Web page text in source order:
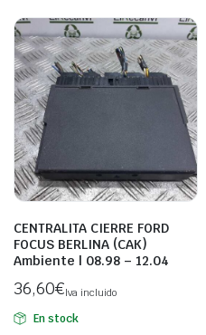
CENTRALITA CIERRE FORD
FOCUS BERLINA (CAK)
Ambiente | 08.98 – 12.04
36,60€Iva incluido
En stock